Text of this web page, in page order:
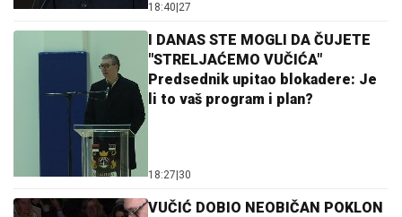
18:40 27
I DANAS STE MOGLI DA ČUJETE
"STRELJAĆEMO VUČIĆA"
Predsednik upitao blokadere: Je
li to vaš program i plan?
18:27 30
VUČIĆ DOBIO NEOBIČAN POKLON